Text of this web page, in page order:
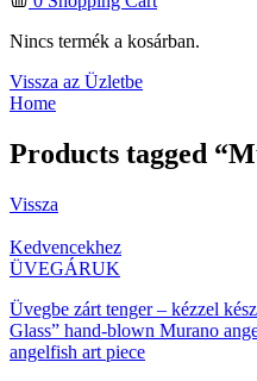
Nincs termék a kosárban.
Vissza az Üzletbe
Home
Products tagged
Vissza
Kedvencekhez
ÜVEGÁRUK
Üvegbe zárt tenger – kézzel
Glass” hand-blown Murano
angelfish art piece